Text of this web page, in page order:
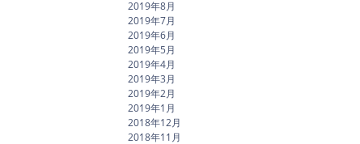
2019年8月
2019年7月
2019年6月
2019年5月
2019年4月
2019年3月
2019年2月
2019年1月
2018年12月
2018年11月